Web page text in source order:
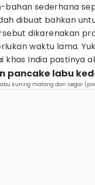
bahan sederhana
dibuat bahkan
dikarenakan
waktu lama.
khas India pastinya
pancake labu
kuning matang dan segar